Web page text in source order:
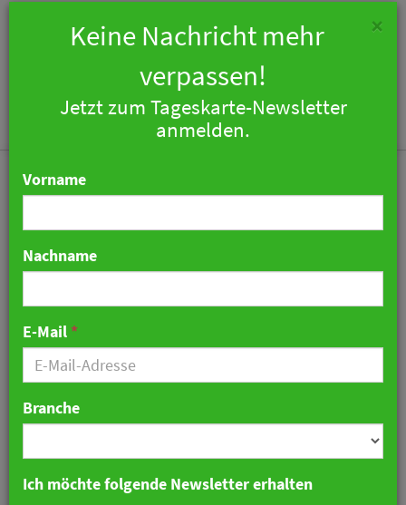
Führungswechsel im
Tantris Maison Culinaire
20. Mai 2026 11:56 Uhr
×
Keine Nachricht mehr
verpassen!
Jetzt zum Tageskarte-Newsletter
anmelden.
Vorname
Nachname
E-Mail *
Branche
Ich möchte folgende Newsletter erhalten